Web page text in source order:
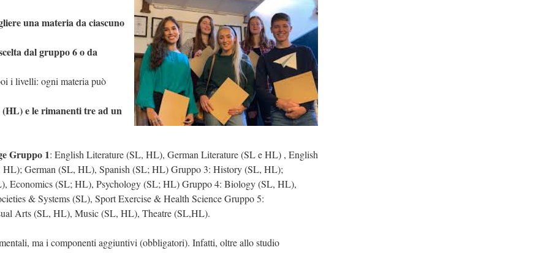
una materia da ciascuno
dal gruppo 6 o da
i livelli: ogni materia può
(HL) e le rimanenti tre ad un
Gruppo 1: English Literature (SL, HL), German Literature (SL e HL) , English
German (SL, HL), Spanish (SL; HL) Gruppo 3: History (SL, HL);
Economics (SL; HL), Psychology (SL; HL) Gruppo 4: Biology (SL, HL),
& Systems (SL), Sport Exercise & Health Science Gruppo 5:
Arts (SL, HL), Music (SL, HL), Theatre (SL,HL).
ma i componenti aggiuntivi (obbligatori). Infatti, oltre allo studio